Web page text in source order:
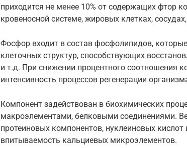
приходится не менее 10% от содержащих фтор
кровеносной системе, жировых клетках,
Фосфор входит в состав фосфолипидов,
клеточных структур, способствующих
и т.д. При снижении процентного соотношения
интенсивность процессов регенерации
Компонент задействован в биохимических
макроэлементами, белковыми соединениями.
протеиновых компонентов, нуклеиновых
впитываемость кальциевых микроэлементов.